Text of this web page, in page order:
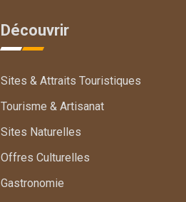
Découvrir
Sites & Attraits Touristiques
Tourisme & Artisanat
Sites Naturelles
Offres Culturelles
Gastronomie